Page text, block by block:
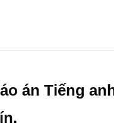
án Tiếng